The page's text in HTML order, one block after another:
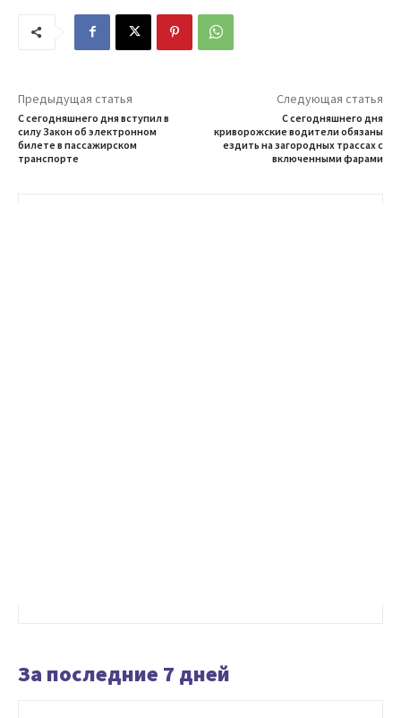
Предыдущая статья
С сегодняшнего дня вступил в
силу Закон об электронном
билете в пассажирском
транспорте
Следующая статья
С сегодняшнего дня
криворожские водители обязаны
ездить на загородных трассах с
включенными фарами
За последние 7 дней